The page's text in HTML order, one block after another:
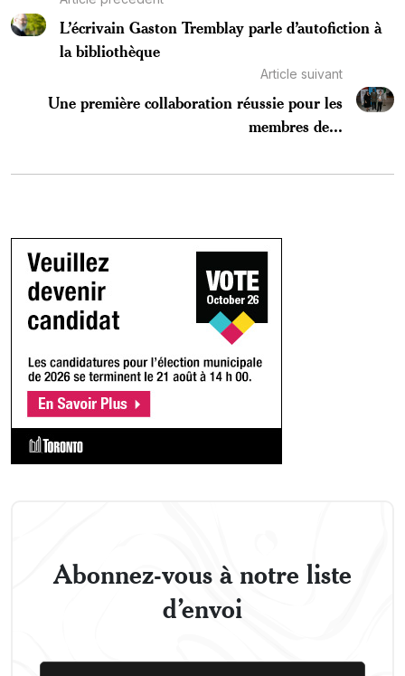
L’écrivain Gaston Tremblay parle d’autofiction à
la bibliothèque
Article suivant
Une première collaboration réussie pour les
membres de...
Abonnez-vous à notre liste
d’envoi